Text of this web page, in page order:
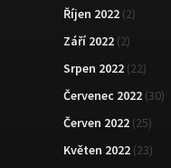
Říjen 2022 (2)
Září 2022 (2)
Srpen 2022 (22)
Červenec 2022 (30)
Červen 2022 (25)
Květen 2022 (23)